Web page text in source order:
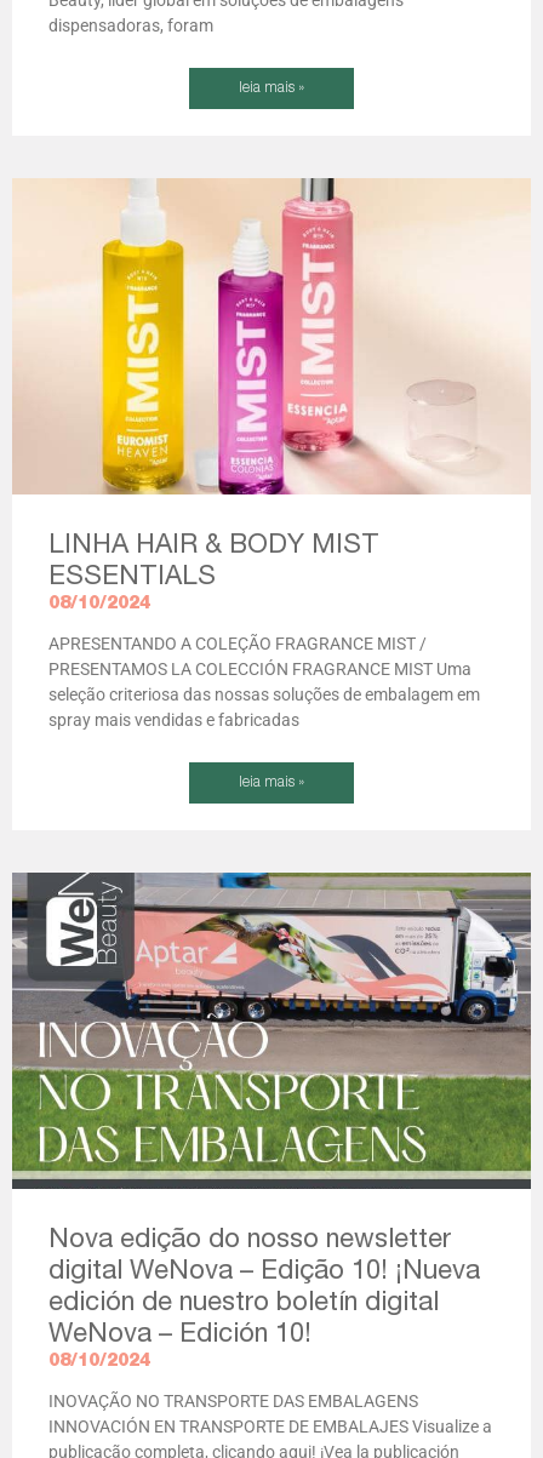
dispensadoras, foram
leia mais »
LINHA HAIR & BODY MIST
ESSENTIALS
08/10/2024
APRESENTANDO A COLEÇÃO FRAGRANCE MIST /
PRESENTAMOS LA COLECCIÓN FRAGRANCE MIST Uma
seleção criteriosa das nossas soluções de embalagem em
spray mais vendidas e fabricadas
leia mais »
Nova edição do nosso newsletter
digital WeNova – Edição 10! ¡Nueva
edición de nuestro boletín digital
WeNova – Edición 10!
08/10/2024
INOVAÇÃO NO TRANSPORTE DAS EMBALAGENS
INNOVACIÓN EN TRANSPORTE DE EMBALAJES Visualize a
publicação completa, clicando aqui! ¡Vea la publicación